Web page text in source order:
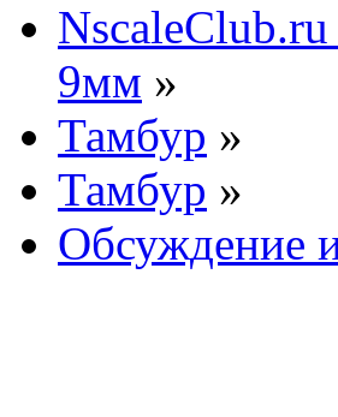
9мм »
Тамбур »
Тамбур »
Обсуждение